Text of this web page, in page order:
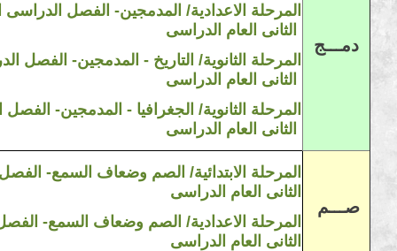
دمـــج
المرحلة الاعدادية/ المدمجين- الفصل الدراسى
الثانى العام الدراسى
المرحلة الثانوية/ التاريخ - المدمجين- الفصل
الثانى العام
المرحلة الثانوية/ الجغرافيا - المدمجين- الفصل
الثانى العام الدراسى
صـــم
المرحلة الابتدائية/ الصم وضعاف السمع-
الثانى العام الدراسى
المرحلة الاعدادية/ الصم وضعاف السمع-
الثانى العام الدراسى